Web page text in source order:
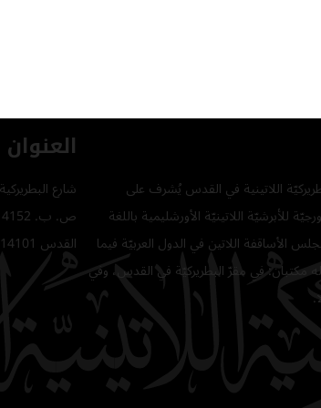
اللاتينية في القدس يُشرف على
للأبرشيّة اللاتينيّة الأورشليمية باللغة
الأساقفة اللاتين في الدول العربيّة فيما
مكتبان: في مقرّ البطريركيّة في القدس، وفي
العنوان
شارع البطريركية
القدس 9114101